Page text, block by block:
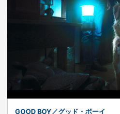
GOOD BOY／グッド・ボーイ